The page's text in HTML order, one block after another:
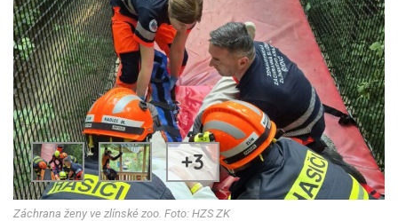
+3
Záchrana ženy ve zlínské zoo. Foto: HZS ZK